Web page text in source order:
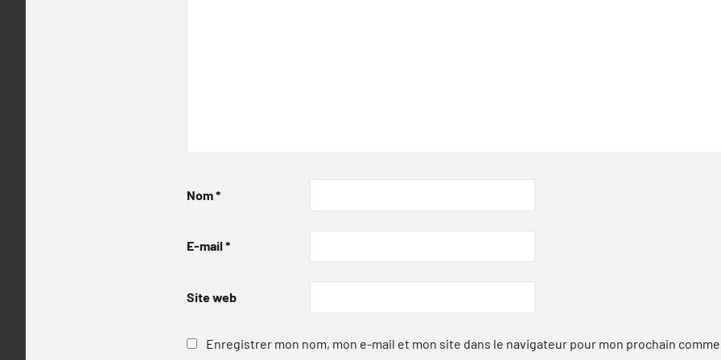
Nom*
E-mail *
Site web
Enregistrer mon nom, mon e-mail et mon site dans le navigateur pour mon prochain